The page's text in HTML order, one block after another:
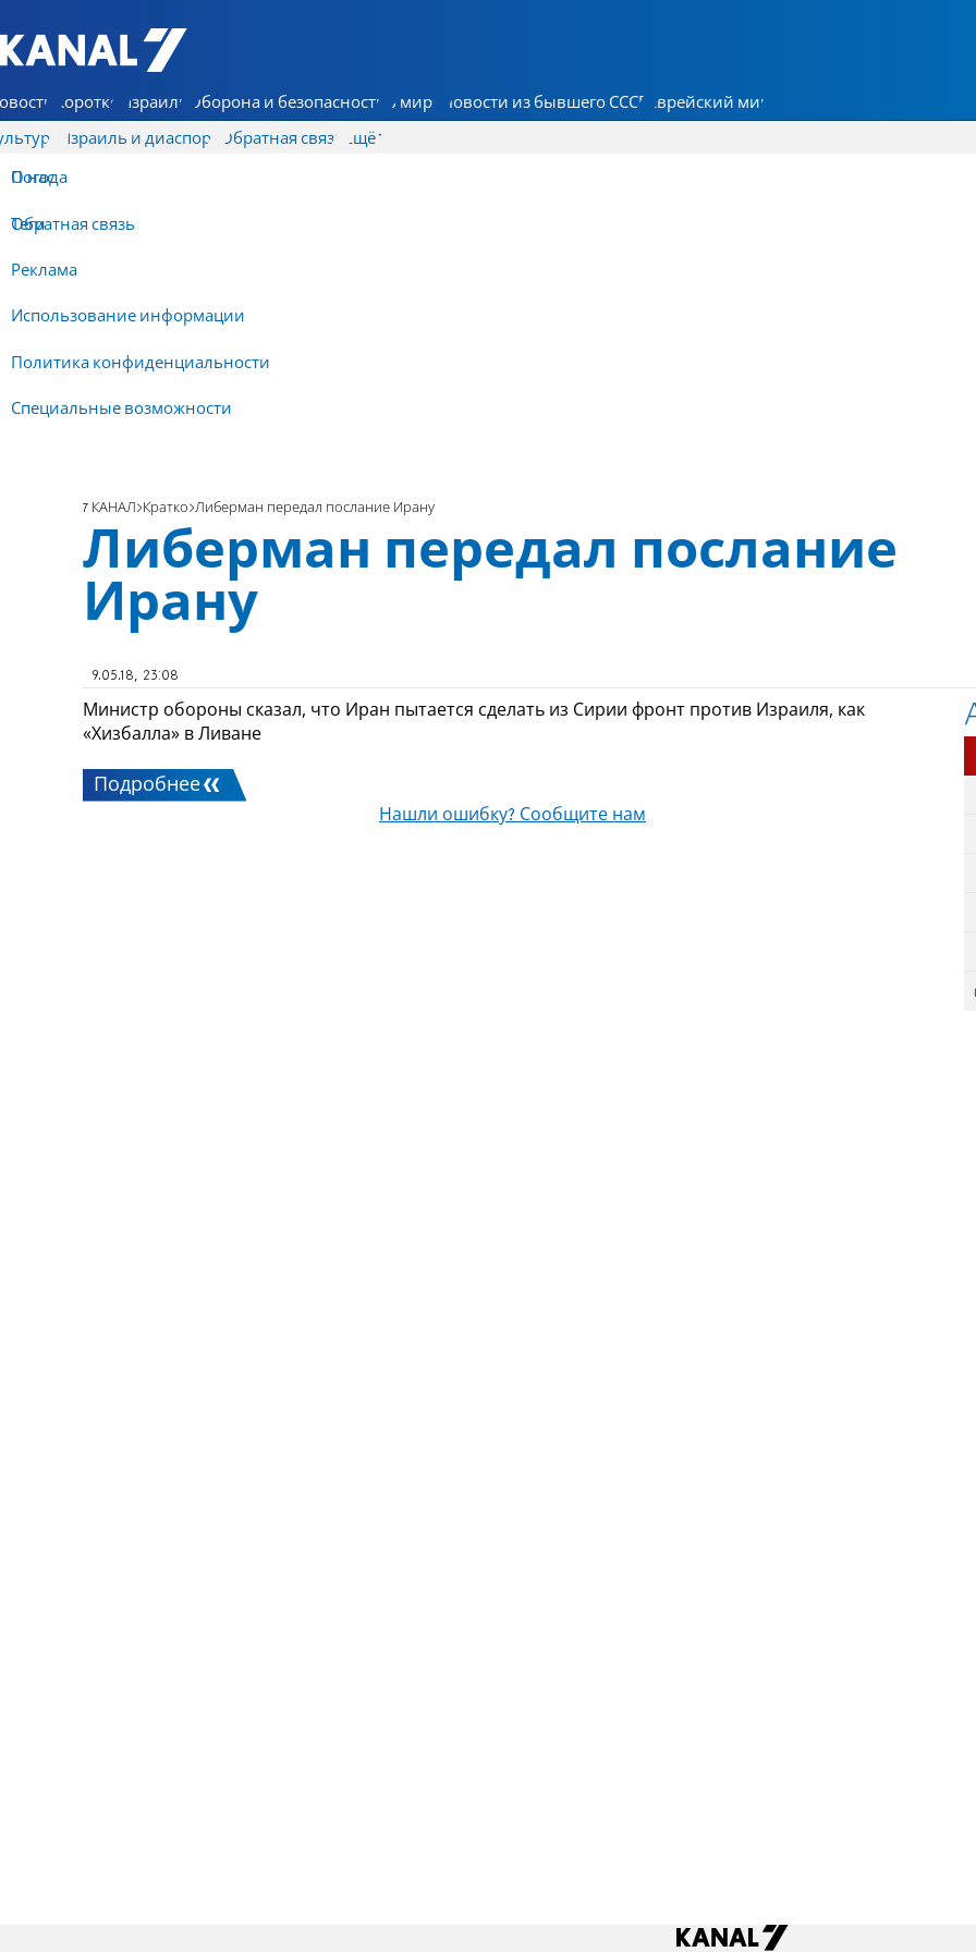
7 КАНАЛ - Аруц Шева
Коротко Израиль Оборона и безопасность В мире Новости из бывшего СССР Еврейский мир
Израиль и диаспора Обратная связь
О нас
Обратная связь
Реклама
Использование информации
Политика конфиденциальности
Специальные возможности
Ещё
Погода
Теги
7 КАНАЛ Кратко Либерман передал послание Ирану
Либерман передал послание
Ирану
9.05.18, 23:08
Министр обороны сказал, что Иран пытается сделать из Сирии фронт против Израиля, как
«Хизбалла» в Ливане
Подробнее
Нашли ошибку? Сообщите нам